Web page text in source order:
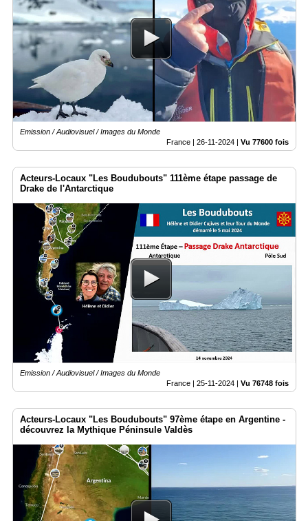
Emission / Audiovisuel / Images du Monde
France | 26-11-2024 Vu 77600 fois
Acteurs-Locaux "Les Boudubouts" 111ème étape passage de
Drake de l'Antarctique
Emission / Audiovisuel / Images du Monde
France | 25-11-2024 | Vu 76748 fois
Acteurs-Locaux "Les Boudubouts" 97ème étape en Argentine -
découvrez la Mythique Péninsule Valdès